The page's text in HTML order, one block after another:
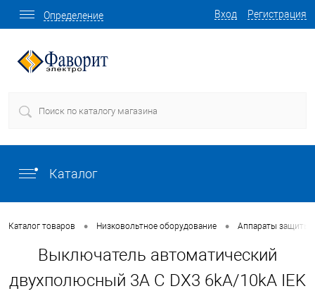
Вход Регистрация
Определение
Каталог
Каталог товаров • Низковольтное оборудование • Аппараты защиты
Выключатель автоматический
двухполюсный 3А С DX3 6kA/10kA IEK